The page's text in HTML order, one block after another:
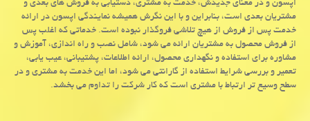
اپسون و در معنای جدیدش، خدمت به مشتری، دستیابی به فروش های بعدی و
مشتریان بعدی است، بنابراین و با این نگرش همیشه نمایندگی اپسون در ارائه
خدمت پس از فروش از هیچ تلاشی فروگذار نبوده است. خدماتی که اغلب پس
از فروش محصول به مشتریان ارائه می شود، شامل نصب و راه اندازی، آموزش و
مشاوره برای استفاده و نگهداری محصول، ارائه اطلاعات، پشتیبانی، عیب یابی،
تعمیر و بررسی شرایط استفاده از گارانتی می شود، اما این خدمت به مشتری و در
سطح وسیع تر ارتباط با مشتری است که کار شرکت را تداوم می بخشد.